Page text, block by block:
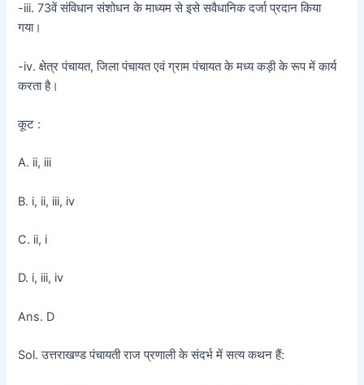
-iii. 73वें संविधान संशोधन के माध्यम से इसे सवैधानिक दर्जा प्रदान किया
गया।
-iv. क्षेत्र पंचायत, जिला पंचायत एवं ग्राम पंचायत के मध्य कड़ी के रूप में कार्य
करता है।
कूट :
A. ii, iii
B. i, ii, iii, iv
C. ii, i
D. i, iii, iv
Ans. D
Sol. उत्तराखण्ड पंचायती राज प्रणाली के संदर्भ में सत्य कथन हैं: